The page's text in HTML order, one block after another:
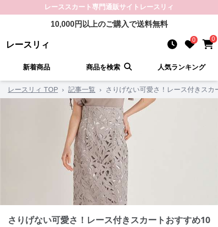
レーススカート専門通販サイト レースリィ
10,000円以上のご購入で送料無料
レースリィ 0 0
新着商品 商品を検索 人気ランキング
レースリィ TOP › 記事一覧 › さりげない可愛さ！レース付きスカ
さりげない可愛さ！レース付きスカートおすすめ10